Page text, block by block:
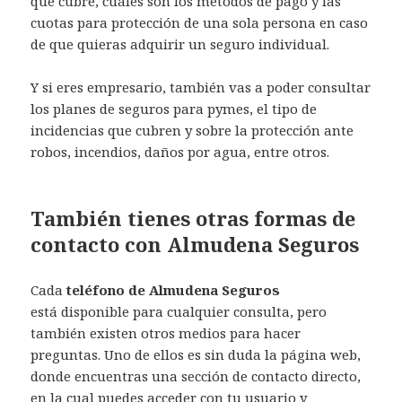
cuotas para protección de una sola persona en caso
de que quieras adquirir un seguro individual.
Y si eres empresario, también vas a poder consultar
los planes de seguros para pymes, el tipo de
incidencias que cubren y sobre la protección ante
robos, incendios, daños por agua, entre otros.
También tienes otras formas de
contacto con Almudena Seguros
Cadateléfono de Almudena Seguros
está disponible para cualquier consulta, pero
también existen otros medios para hacer
preguntas. Uno de ellos es sin duda la página web,
donde encuentras una sección de contacto directo,
en la cual puedes acceder con tu usuario y